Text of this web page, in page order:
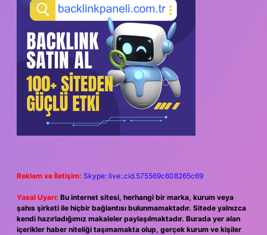
Reklam ve İletişim: Skype: live:.cid.575569c608265c69
Yasal Uyarı: Bu internet sitesi, herhangi bir marka, kurum veya
şahıs şirketi ile hiçbir bağlantısı bulunmamaktadır. Sitede yalnızca
kendi hazırladığımız makaleler paylaşılmaktadır. Burada yer alan
içerikler haber niteliği taşımamakta olup, gerçek kurum ve kişiler